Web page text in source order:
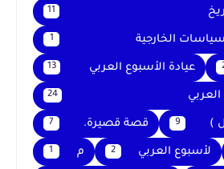
11
الخارجية 1
عيادة الأسبوع العربي 13
24
)
9 قصة قصيرة. 7
لأسبوع العربي 2 م 1